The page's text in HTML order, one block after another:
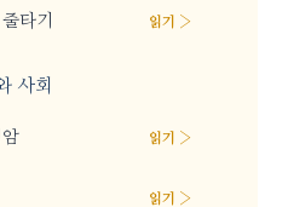
타기 읽기 ›
사회
읽기 ›
읽기 ›